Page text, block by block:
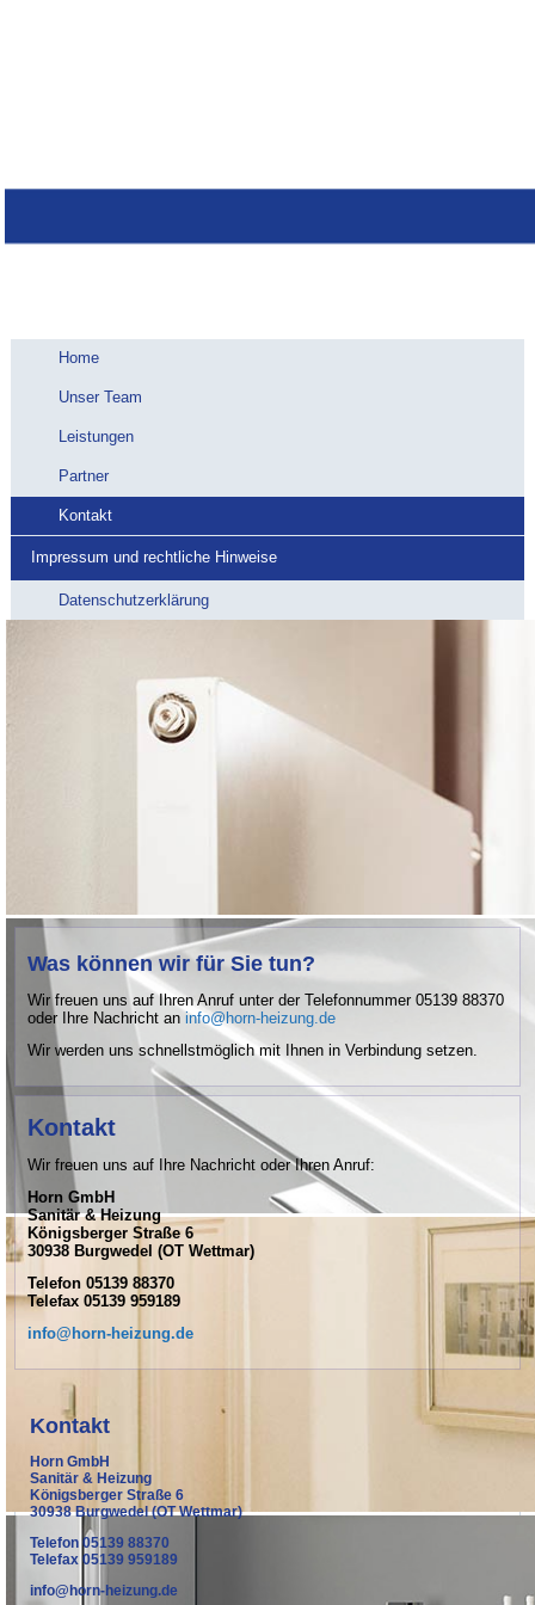
Home
Unser Team
Leistungen
Partner
Kontakt
Impressum und rechtliche Hinweise
Datenschutzerklärung
Was können wir für Sie tun?
Wir freuen uns auf Ihren Anruf unter der Telefonnummer 05139 88370
oder Ihre Nachricht aninfo@horn-heizung.de
Wir werden uns schnellstmöglich mit Ihnen in Verbindung setzen.
Kontakt
Wir freuen uns auf Ihre Nachricht oder Ihren Anruf:
Horn GmbH
Sanitär & Heizung
Königsberger Straße 6
30938 Burgwedel (OT Wettmar)
Telefon 05139 88370
Telefax 05139 959189
info@horn-heizung.de
Kontakt
Horn GmbH
Sanitär & Heizung
Königsberger Straße 6
30938 Burgwedel (OT Wettmar)
Telefon 05139 88370
Telefax 05139 959189
info@horn-heizung.de